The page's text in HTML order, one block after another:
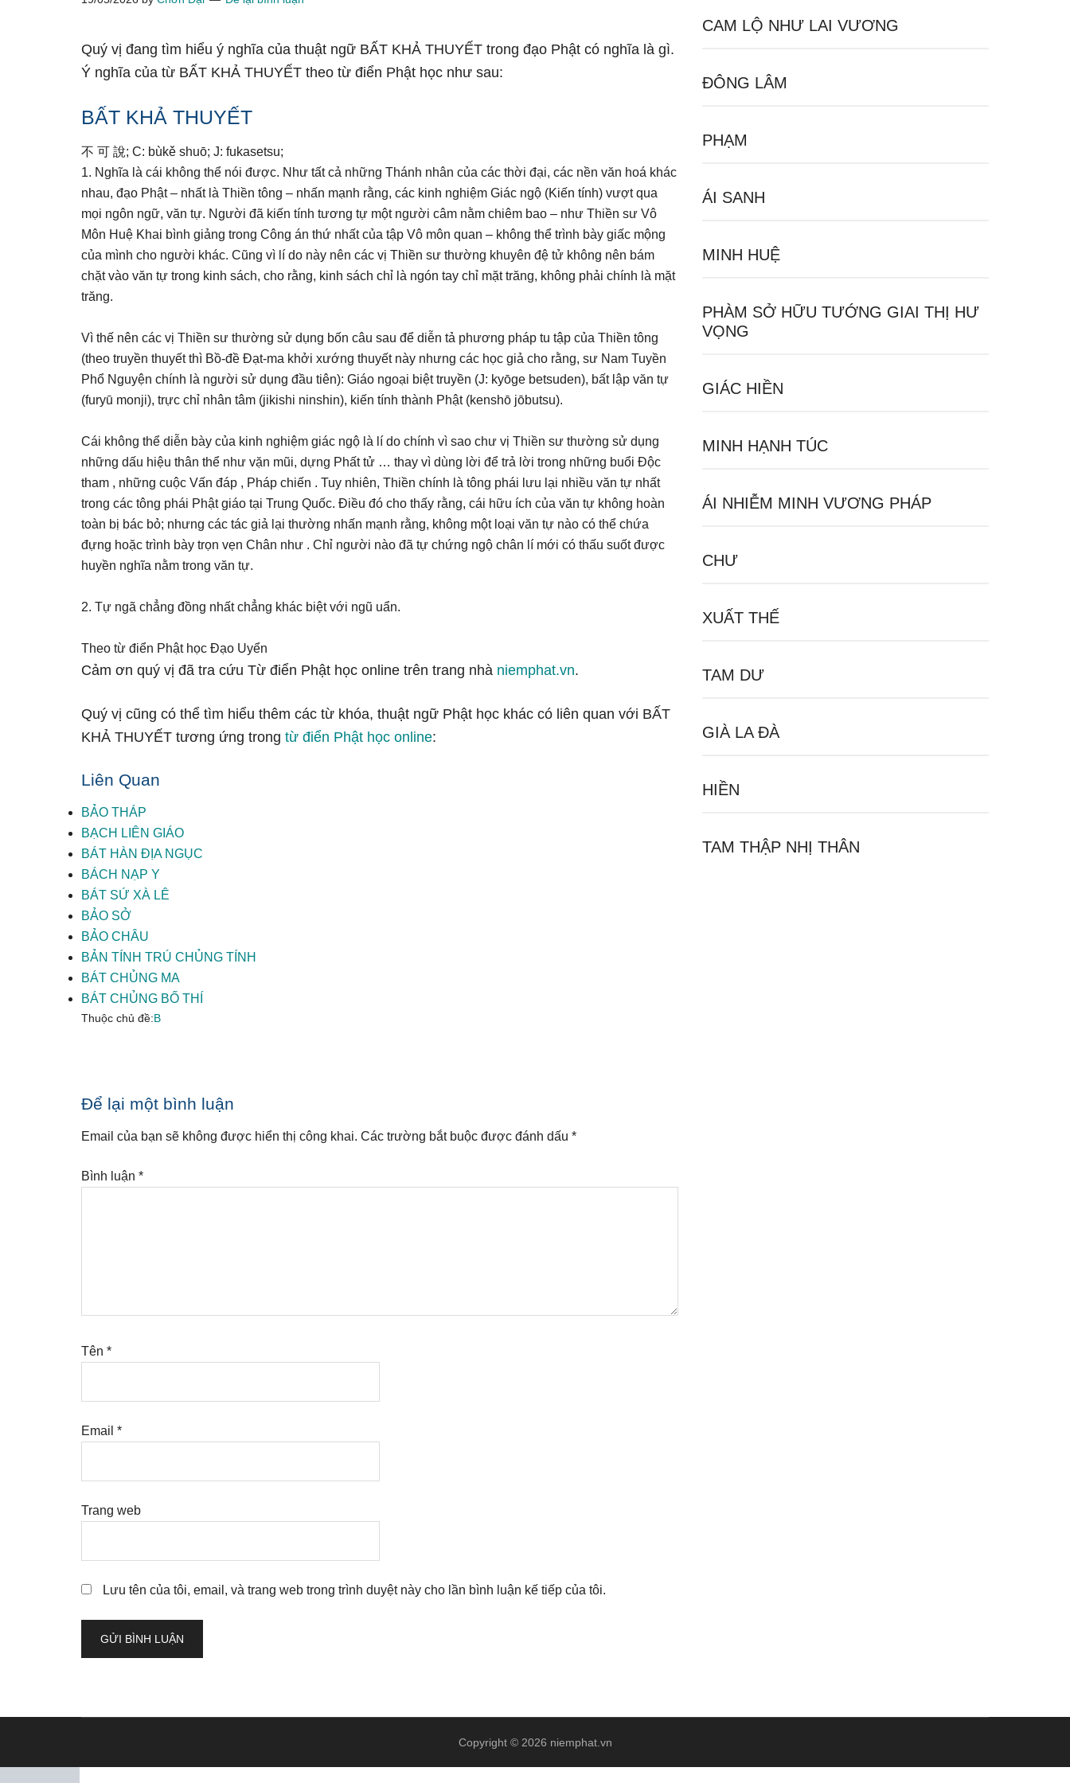
Quý vị đang tìm hiểu ý nghĩa của thuật ngữ BẤT KHẢ THUYẾT trong đạo Phật có nghĩa là gì.
Ý nghĩa của từ BẤT KHẢ THUYẾT theo từ điển Phật học như sau:
BẤT KHẢ THUYẾT
不 可 說; C: bùkě shuō; J: fukasetsu;
1. Nghĩa là cái không thể nói được. Như tất cả những Thánh nhân của các thời đại, các nền văn hoá khác
nhau, đạo Phật – nhất là Thiền tông – nhấn mạnh rằng, các kinh nghiệm Giác ngộ (Kiến tính) vượt qua
mọi ngôn ngữ, văn tự. Người đã kiến tính tương tự một người câm nằm chiêm bao – như Thiền sư Vô
Môn Huệ Khai bình giảng trong Công án thứ nhất của tập Vô môn quan – không thể trình bày giấc mộng
của mình cho người khác. Cũng vì lí do này nên các vị Thiền sư thường khuyên đệ tử không nên bám
chặt vào văn tự trong kinh sách, cho rằng, kinh sách chỉ là ngón tay chỉ mặt trăng, không phải chính là mặt
trăng.
Vì thế nên các vị Thiền sư thường sử dụng bốn câu sau để diễn tả phương pháp tu tập của Thiền tông
(theo truyền thuyết thì Bồ-đề Ðạt-ma khởi xướng thuyết này nhưng các học giả cho rằng, sư Nam Tuyền
Phổ Nguyện chính là người sử dụng đầu tiên): Giáo ngoại biệt truyền (J: kyōge betsuden), bất lập văn tự
(furyū monji), trực chỉ nhân tâm (jikishi ninshin), kiến tính thành Phật (kenshō jōbutsu).
Cái không thể diễn bày của kinh nghiệm giác ngộ là lí do chính vì sao chư vị Thiền sư thường sử dụng
những dấu hiệu thân thể như vặn mũi, dựng Phất tử … thay vì dùng lời để trả lời trong những buổi Ðộc
tham , những cuộc Vấn đáp , Pháp chiến . Tuy nhiên, Thiền chính là tông phái lưu lại nhiều văn tự nhất
trong các tông phái Phật giáo tại Trung Quốc. Ðiều đó cho thấy rằng, cái hữu ích của văn tự không hoàn
toàn bị bác bỏ; nhưng các tác giả lại thường nhấn mạnh rằng, không một loại văn tự nào có thể chứa
đựng hoặc trình bày trọn vẹn Chân như . Chỉ người nào đã tự chứng ngộ chân lí mới có thấu suốt được
huyền nghĩa nằm trong văn tự.
2. Tự ngã chẳng đồng nhất chẳng khác biệt với ngũ uẩn.
Theo từ điển Phật học Đạo Uyển
Cảm ơn quý vị đã tra cứu Từ điển Phật học online trên trang nhà niemphat.vn.
Quý vị cũng có thể tìm hiểu thêm các từ khóa, thuật ngữ Phật học khác có liên quan với BẤT
KHẢ THUYẾT tương ứng trong từ điển Phật học online:
Liên Quan
BẢO THÁP
BẠCH LIÊN GIÁO
BÁT HÀN ĐỊA NGỤC
BÁCH NẠP Y
BÁT SỨ XÀ LÊ
BẢO SỞ
BẢO CHÂU
BẢN TÍNH TRÚ CHỦNG TÍNH
BÁT CHỦNG MA
BÁT CHỦNG BỐ THÍ
Thuộc chủ đề:B
Reader
Interactions
Để lại một bình luận
Email của bạn sẽ không được hiển thị công khai. Các trường bắt buộc được đánh dấu *
Bình luận *
Tên *
Email *
Trang web
Lưu tên của tôi, email, và trang web trong trình duyệt này cho lần bình luận kế tiếp của tôi.
CAM LỘ NHƯ LAI VƯƠNG
ĐÔNG LÂM
PHẠM
ÁI SANH
MINH HUỆ
PHÀM SỞ HỮU TƯỚNG GIAI THỊ HƯ
VỌNG
GIÁC HIỀN
MINH HẠNH TÚC
ÁI NHIỄM MINH VƯƠNG PHÁP
CHƯ
XUẤT THẾ
TAM DƯ
GIÀ LA ĐÀ
HIỀN
TAM THẬP NHỊ THÂN
Copyright © 2026 niemphat.vn